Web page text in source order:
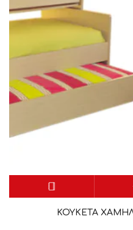
ΚΟΥΚΕΤΑ